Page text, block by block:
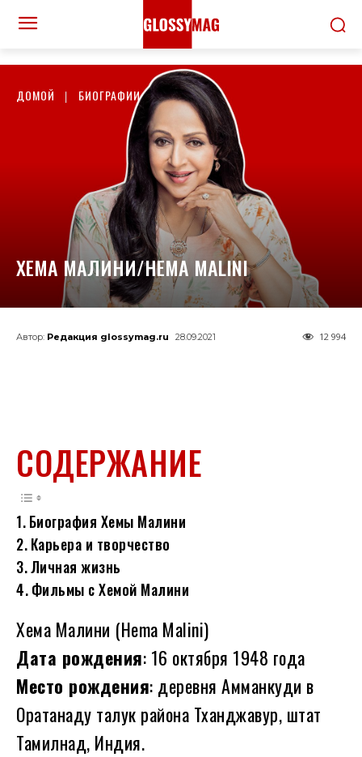
ДОМОЙ БИОГРАФИИ
ХЕМА МАЛИНИ/HEMA MALINI
Автор: Редакция glossymag.ru 28.09.2021 12 994
СОДЕРЖАНИЕ
Биография Хемы Малини
Карьера и творчество
Личная жизнь
Фильмы с Хемой Малини
Хема Малини (Hema Malini)
Дата рождения: 16 октября 1948 года
Место рождения: деревня Амманкуди в
Оратанаду талук района Тханджавур, штат
Тамилнад, Индия.